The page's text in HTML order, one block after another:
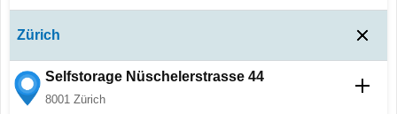
Zürich
Selfstorage Nüschelerstrasse 44
8001 Zürich